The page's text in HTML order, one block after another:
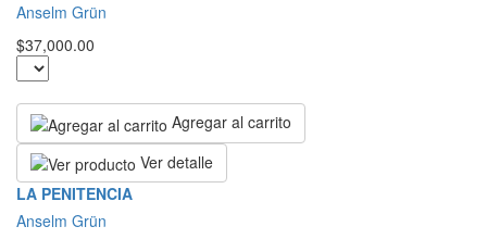
Anselm Grün
$37,000.00
Agregar al carrito
Ver detalle
LA PENITENCIA
Anselm Grün